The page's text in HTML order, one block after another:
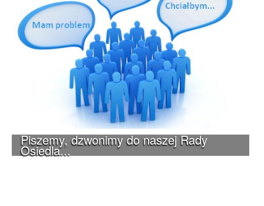
Piszemy, dzwonimy do naszej Rady
Osiedla...